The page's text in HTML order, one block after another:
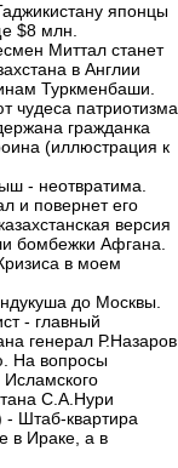
японцы
$8 млн.
Миттал станет
в Англии
Туркменбаши.
чудеса патриотизма
гражданка
(иллюстрация к
- неотвратима.
и повернет его
версия
бомбежки Афгана.
в моем
до Москвы.
- главный
генерал Р.Назаров
На вопросы
С.А.Нури
Штаб-квартира
в Ираке, а в